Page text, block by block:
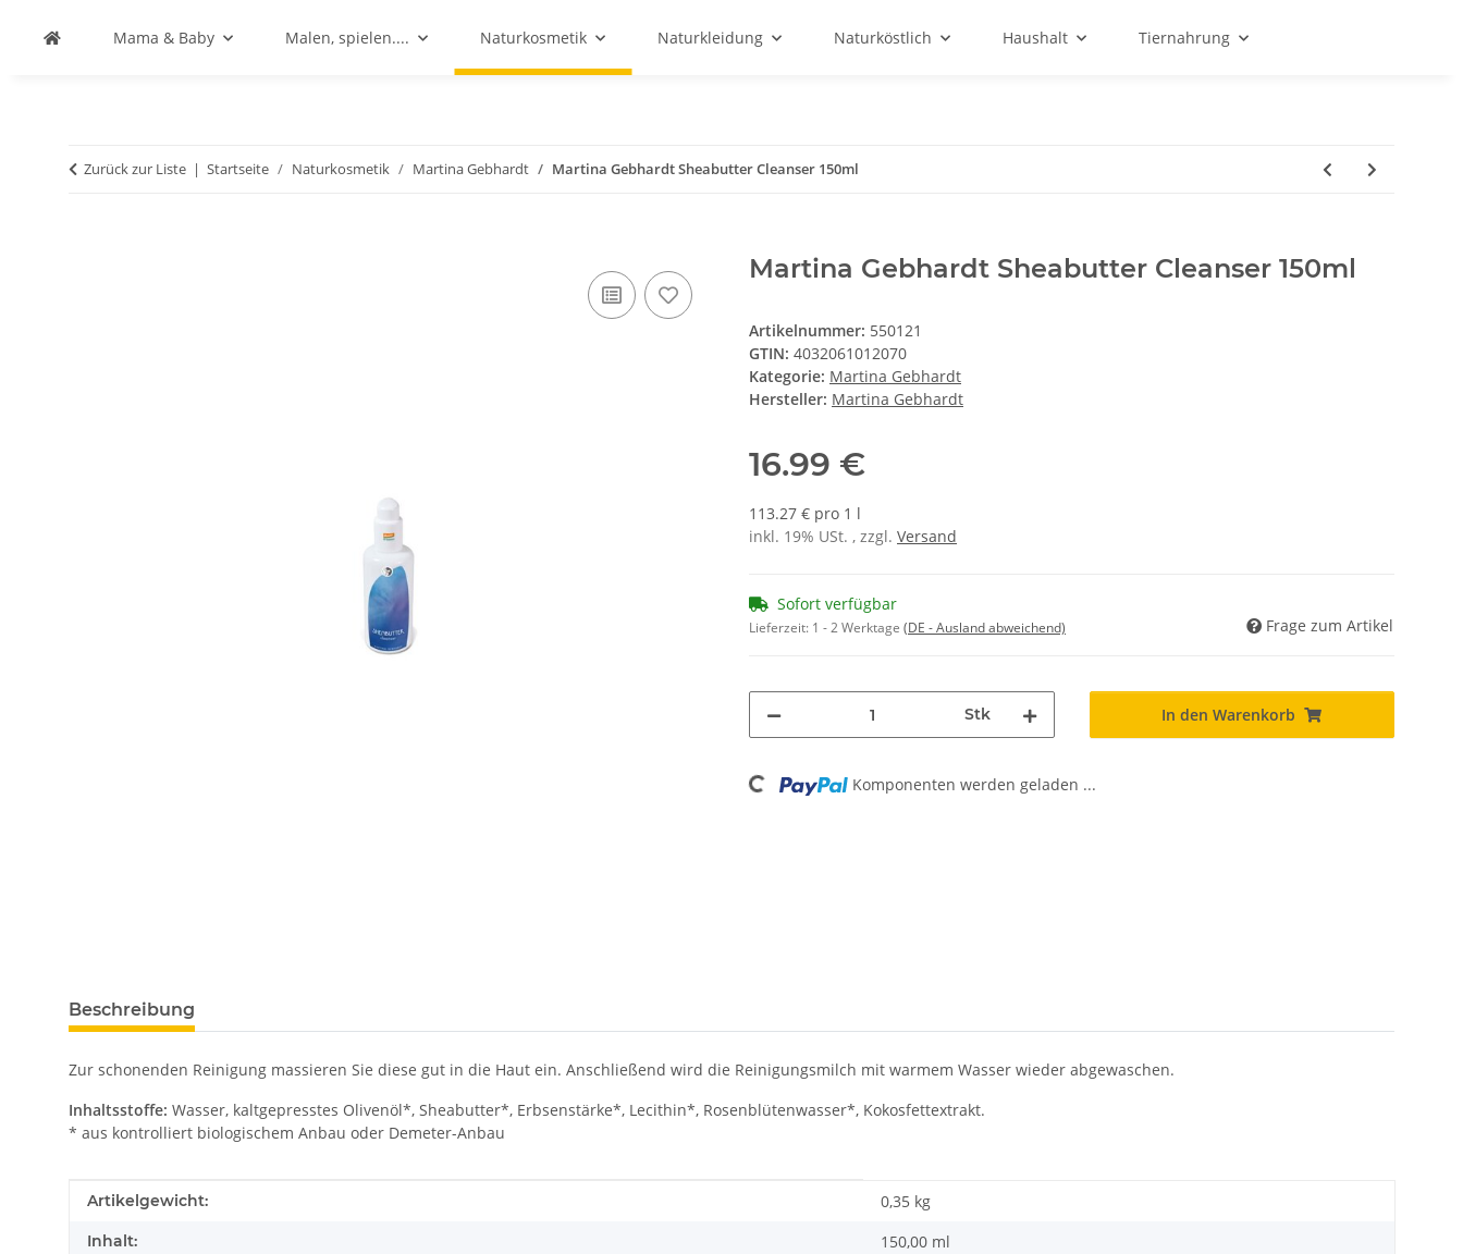
Mama & Baby Malen, spielen.... Naturkosmetik Naturkleidung Naturköstlich Haushalt Tiernahrung
Zurück zur Liste Startseite Naturkosmetik Martina Gebhardt Martina Gebhardt Sheabutter Cleanser 150ml
Martina Gebhardt Sheabutter Cleanser 150ml
Artikelnummer: 550121
GTIN: 4032061012070
Kategorie: Martina Gebhardt
Hersteller: Martina Gebhardt
16.99 €
113.27 € pro 1 l
inkl. 19% USt. , zzgl. Versand
Sofort verfügbar
Lieferzeit: 1 - 2 Werktage (DE - Ausland abweichend) Frage zum Artikel
Stk In den Warenkorb
Loading... Komponenten werden geladen ...
Beschreibung
Zur schonenden Reinigung massieren Sie diese gut in die Haut ein. Anschließend wird die Reinigungsmilch mit warmem Wasser wieder abgewaschen.
Inhaltsstoffe: Wasser, kaltgepresstes Olivenöl*, Sheabutter*, Erbsenstärke*, Lecithin*, Rosenblütenwasser*, Kokosfettextrakt.
* aus kontrolliert biologischem Anbau oder Demeter-Anbau
Produkteigenschaft
Wert
Artikelgewicht: 0,35 kg
Inhalt: 150,00 ml